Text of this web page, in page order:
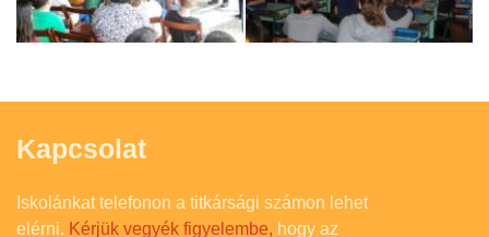
Kapcsolat
Iskolánkat telefonon a titkársági számon lehet
elérni. Kérjük vegyék figyelembe, hogy az